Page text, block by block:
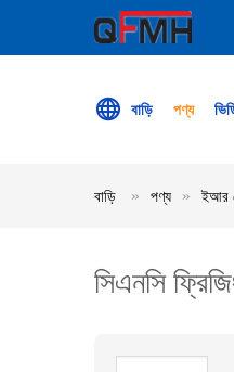
বাড়ি পণ্য
বাড়ি পণ্য ইআর
সিএনসি